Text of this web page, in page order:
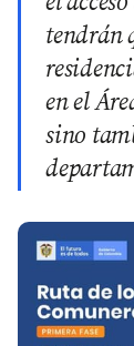
tendrán
en el
sino